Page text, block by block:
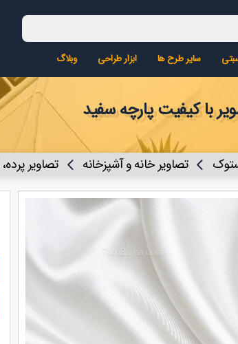
سایر طرح ها ابزار طراحی وبلاگ
با کیفیت پارچه سفید
تصاویر خانه و آشپزخانه تصاویر پرده،